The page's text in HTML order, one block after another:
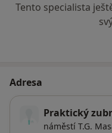
Tento specialista
Adresa
Praktický
náměstí T.G.